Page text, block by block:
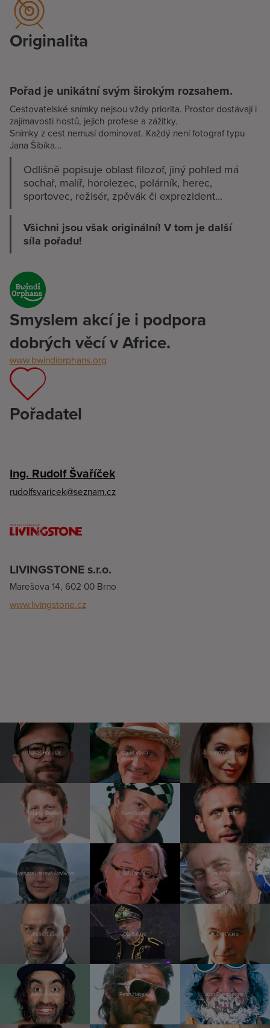
Originalita
Pořad je unikátní svým širokým rozsahem.
Cestovatelské snímky nejsou vždy priorita. Prostor dostávají i
zajímavosti hostů, jejich profese a zážitky.
Snímky z cest nemusí dominovat. Každý není fotograf typu
Jana Šibíka...
Odlišně popisuje oblast filozof, jiný pohled má
sochař, malíř, horolezec, polárník, herec,
sportovec, režisér, zpěvák či exprezident...
Všichni jsou však originální! V tom je další
síla pořadu!
Smyslem akcí je i podpora
dobrých věcí v Africe.
www.bwindiorphans.org
Pořadatel
Ing. Rudolf Švaříček
rudolfsvaricek@seznam.cz
LIVINGSTONE s.r.o.
Marešova 14, 602 00 Brno
www.livingstone.cz
Lukáš Hanulák David Vávra Iva Kubelková
Martin Doktor Pavel Šporcl Jan Tuna
Barbora Literová Slavíková Jiří Lábus Jan Trávníček
Robert Jíša Ota Balage Robert Vano
Jakub Kohák Peter Habeler Kurt Diemberger